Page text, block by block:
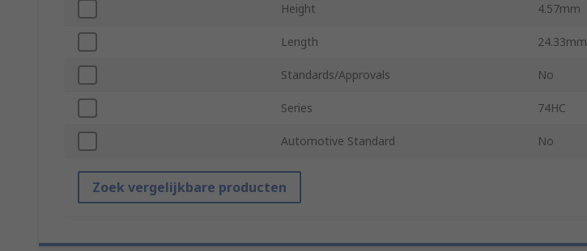
Height 4.57mm
Length 24.33mm
Standards/Approvals No
Series 74HC
Automotive Standard No
Zoek vergelijkbare producten